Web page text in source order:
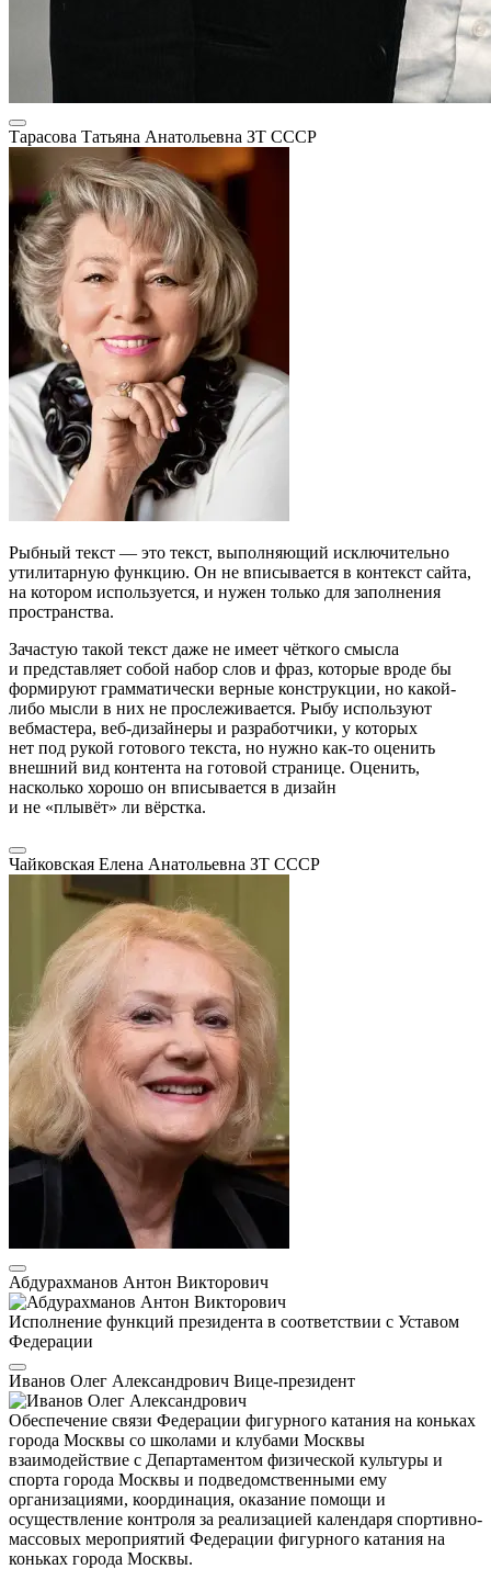
Тарасова Татьяна Анатольевна ЗТ СССР
Рыбный текст — это текст, выполняющий исключительно
утилитарную функцию. Он не вписывается в контекст сайта,
на котором используется, и нужен только для заполнения
пространства.
Зачастую такой текст даже не имеет чёткого смысла
и представляет собой набор слов и фраз, которые вроде бы
формируют грамматически верные конструкции, но какой-
либо мысли в них не прослеживается. Рыбу используют
вебмастера, веб-дизайнеры и разработчики, у которых
нет под рукой готового текста, но нужно как-то оценить
внешний вид контента на готовой странице. Оценить,
насколько хорошо он вписывается в дизайн
и не «плывёт» ли вёрстка.
Чайковская Елена Анатольевна ЗТ СССР
Абдурахманов Антон Викторович
Исполнение функций президента в соответствии с Уставом
Федерации
Иванов Олег Александрович Вице-президент
Обеспечение связи Федерации фигурного катания на коньках
города Москвы со школами и клубами Москвы
взаимодействие с Департаментом физической культуры и
спорта города Москвы и подведомственными ему
организациями, координация, оказание помощи и
осуществление контроля за реализацией календаря спортивно-
массовых мероприятий Федерации фигурного катания на
коньках города Москвы.